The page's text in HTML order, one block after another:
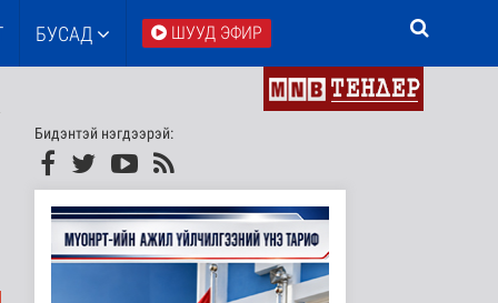
БУСАД ШУУД ЭФИР
Бидэнтэй нэгдээрэй: